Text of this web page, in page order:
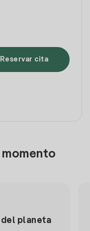
Reservar cita
del planeta